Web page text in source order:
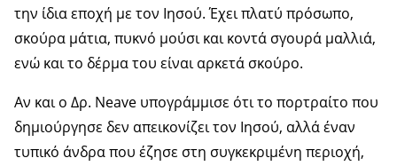
την ίδια εποχή με τον Ιησού. Έχει πλατύ πρόσωπο,
σκούρα μάτια, πυκνό μούσι και κοντά σγουρά μαλλιά,
ενώ και το δέρμα του είναι αρκετά σκούρο.
Αν και ο Δρ. Neave υπογράμμισε ότι το πορτραίτο που
δημιούργησε δεν απεικονίζει τον Ιησού, αλλά έναν
τυπικό άνδρα που έζησε στη συγκεκριμένη περιοχή,